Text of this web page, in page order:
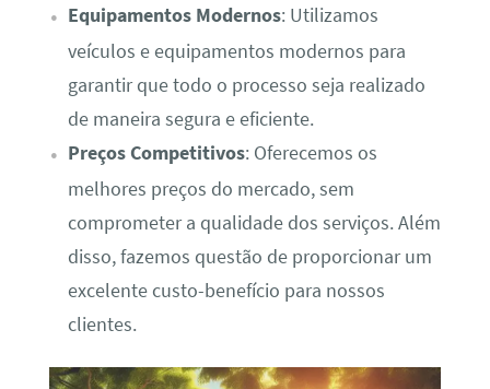
Equipamentos Modernos: Utilizamos
veículos e equipamentos modernos para
garantir que todo o processo seja realizado
de maneira segura e eficiente.
Preços Competitivos: Oferecemos os
melhores preços do mercado, sem
comprometer a qualidade dos serviços. Além
disso, fazemos questão de proporcionar um
excelente custo-benefício para nossos
clientes.